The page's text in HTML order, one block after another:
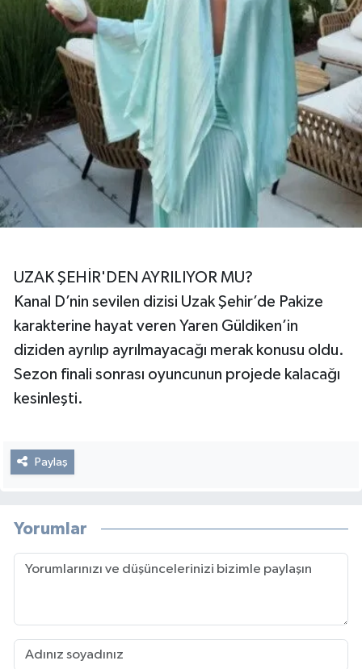
UZAK ŞEHİR'DEN AYRILIYOR MU?
Kanal D’nin sevilen dizisi Uzak Şehir’de Pakize
karakterine hayat veren Yaren Güldiken’in
diziden ayrılıp ayrılmayacağı merak konusu oldu.
Sezon finali sonrası oyuncunun projede kalacağı
kesinleşti.
Paylaş
Yorumlar